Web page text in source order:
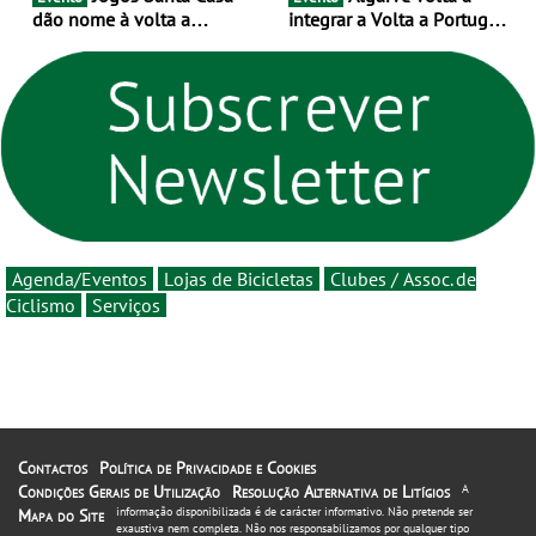
dão nome à volta a
um novo ciclo da prova
rumo ao centenário - Volta
a Portugal em Bicicleta
estará na estrada entre 5 e
16 de agosto
integrar a Volta a Portugal
Agenda/Eventos Lojas de Bicicletas
Clubes / Assoc. de
Ciclismo
Serviços
Contactos
Política de Privacidade e Cookies
Condições Gerais de Utilização
Resolução Alternativa de Litígios
Mapa do Site
A
informação disponibilizada é de carácter informativo. Não pretende ser
exaustiva nem completa. Não nos responsabilizamos por qualquer tipo